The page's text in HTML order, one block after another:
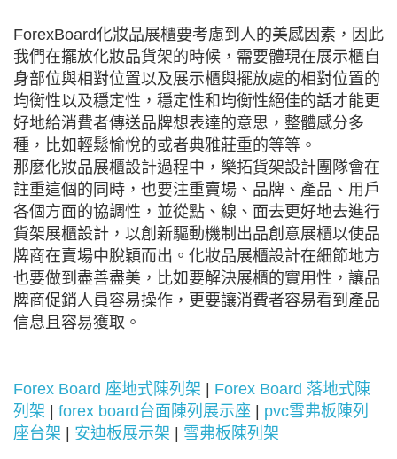
ForexBoard化妝品展櫃要考慮到人的美感因素，因此
我們在擺放化妝品貨架的時候，需要體現在展示櫃自
身部位與相對位置以及展示櫃與擺放處的相對位置的
均衡性以及穩定性，穩定性和均衡性絕佳的話才能更
好地給消費者傳送品牌想表達的意思，整體感分多
種，比如輕鬆愉悅的或者典雅莊重的等等。
那麼化妝品展櫃設計過程中，樂拓貨架設計團隊會在
註重這個的同時，也要注重賣場、品牌、產品、用戶
各個方面的協調性，並從點、線、面去更好地去進行
貨架展櫃設計，以創新驅動機制出品創意展櫃以使品
牌商在賣場中脫穎而出。化妝品展櫃設計在細節地方
也要做到盡善盡美，比如要解決展櫃的實用性，讓品
牌商促銷人員容易操作，更要讓消費者容易看到產品
信息且容易獲取。
Forex Board 座地式陳列架
Forex Board 落地式陳
列架
forex board台面陳列展示座
pvc雪弗板陳列
座台架
安迪板展示架 雪弗板陳列架